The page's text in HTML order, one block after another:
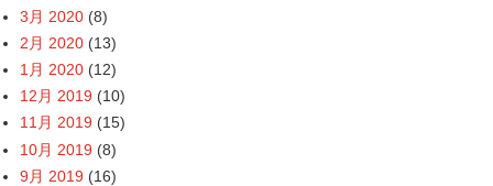
3月 2020 (8)
2月 2020 (13)
1月 2020 (12)
12月 2019 (10)
11月 2019 (15)
10月 2019 (8)
9月 2019 (16)